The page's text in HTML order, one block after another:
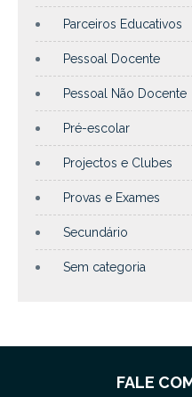
Parceiros Educativos
Pessoal Docente
Pessoal Não Docente
Pré-escolar
Projectos e Clubes
Provas e Exames
Secundário
Sem categoria
FALE